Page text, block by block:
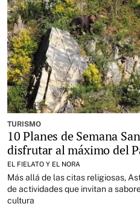
TURISMO
10 Planes de Semana
disfrutar al máximo del
EL FIELATO Y EL NORA
Más allá de las citas religiosas,
de actividades que invitan a
cultura